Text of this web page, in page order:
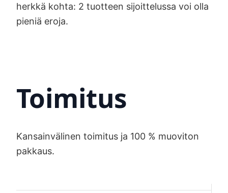
herkkä kohta: 2 tuotteen sijoittelussa voi olla
pieniä eroja.
Toimitus
Kansainvälinen toimitus ja 100 % muoviton
pakkaus.